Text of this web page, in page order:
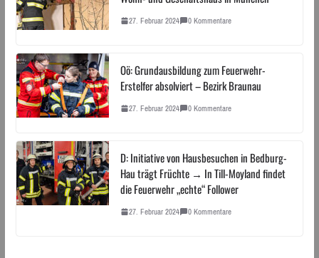
27. Februar 2024 0 Kommentare
Oö: Grundausbildung zum Feuerwehr-
Erstelfer absolviert – Bezirk Braunau
27. Februar 2024 0 Kommentare
D: Initiative von Hausbesuchen in Bedburg-
Hau trägt Früchte → In Till-Moyland findet
die Feuerwehr „echte“ Follower
27. Februar 2024 0 Kommentare